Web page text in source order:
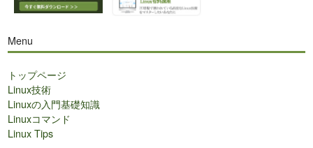
Menu
トップページ
Linux技術
Linuxの入門基礎知識
Linuxコマンド
Linux Tips